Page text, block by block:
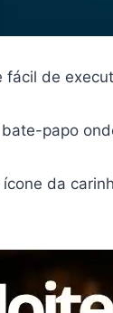
fácil de
papo
da